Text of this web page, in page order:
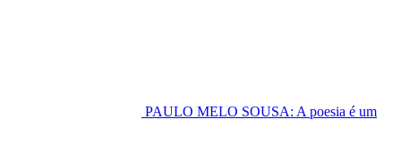
PAULO MELO SOUSA: A poesia é um